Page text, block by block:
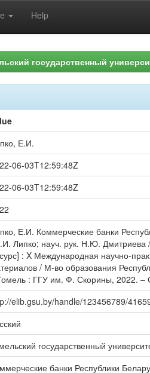
Help
государственный
Е.И.
06-03T12:59:48Z
06-03T12:59:48Z
Е.И. Коммерческие банки
Липко; науч. рук. Н.Ю. Дмитриева
: X Международная научно-
/ М-во образования
: ГГУ им. Ф. Скорины, 2022. –
elib.gsu.by/handle/123456789/
государственный
банки Республики